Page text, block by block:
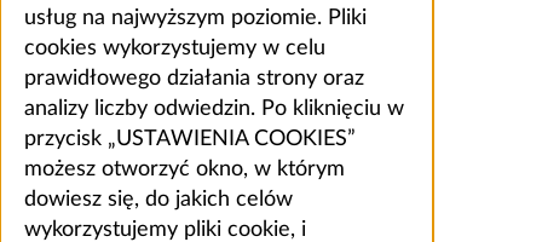
usług na najwyższym poziomie. Pliki
cookies wykorzystujemy w celu
prawidłowego działania strony oraz
analizy liczby odwiedzin. Po kliknięciu w
przycisk „USTAWIENIA COOKIES”
możesz otworzyć okno, w którym
dowiesz się, do jakich celów
wykorzystujemy pliki cookie, i